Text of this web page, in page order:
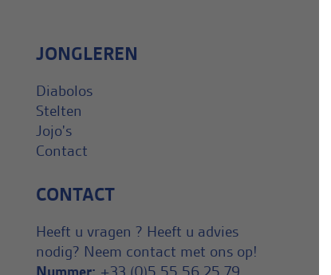
JONGLEREN
Diabolos
Stelten
Jojo's
Contact
CONTACT
Heeft u vragen ? Heeft u advies
nodig? Neem contact met ons op!